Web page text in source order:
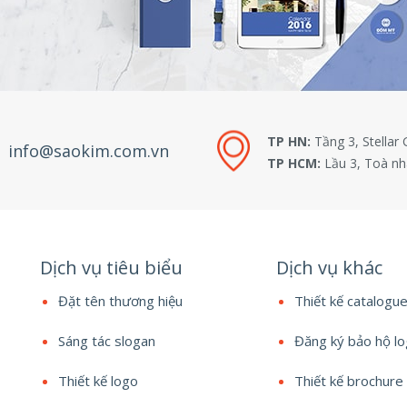
TP HN: Tầng 3, Stellar
TP HCM: Lầu 3, Toà
info@saokim.com.vn
Dịch vụ tiêu biểu
Đặt tên thương hiệu
Sáng tác slogan
Thiết kế logo
Dịch vụ khác
Thiết kế catalogue
Đăng ký bảo hộ
Thiết kế brochure